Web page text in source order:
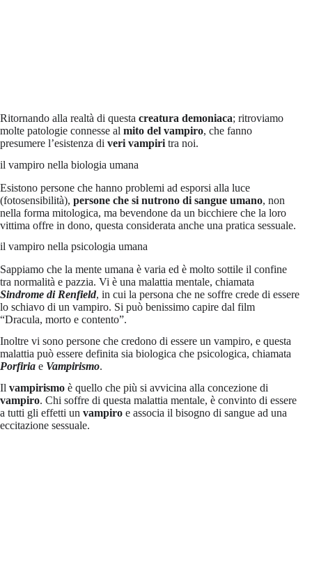
Ritornando alla realtà di questa creatura demoniaca; ritroviamo
molte patologie connesse al mito del vampiro, che fanno
presumere l’esistenza di veri vampiri tra noi.
il vampiro nella biologia umana
Esistono persone che hanno problemi ad esporsi alla luce
(fotosensibilità), persone che si nutrono di sangue umano, non
nella forma mitologica, ma bevendone da un bicchiere che la loro
vittima offre in dono, questa considerata anche una pratica sessuale.
il vampiro nella psicologia umana
Sappiamo che la mente umana è varia ed è molto sottile il confine
tra normalità e pazzia. Vi è una malattia mentale, chiamata
Sindrome di Renfield, in cui la persona che ne soffre crede di essere
lo schiavo di un vampiro. Si può benissimo capire dal film
“Dracula, morto e contento”.
Inoltre vi sono persone che credono di essere un vampiro, e questa
malattia può essere definita sia biologica che psicologica, chiamata
Porfiria e Vampirismo.
Il vampirismo è quello che più si avvicina alla concezione di
vampiro. Chi soffre di questa malattia mentale, è convinto di essere
a tutti gli effetti un vampiro e associa il bisogno di sangue ad una
eccitazione sessuale.